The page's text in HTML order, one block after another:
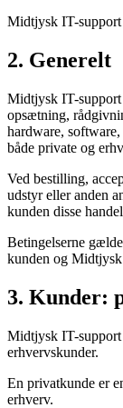
Midtjysk IT-
2. Generelt
Midtjysk IT-
opsætning,
hardware,
både private og
Ved bestilling,
udstyr eller anden
kunden disse
Betingelserne
kunden og
3. Kunder:
Midtjysk IT-support
erhvervskunder.
En privatkunde er
erhverv.